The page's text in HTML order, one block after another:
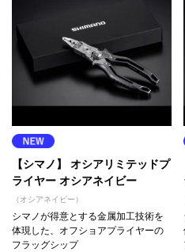
【シマノ】 オシアリミテッドプ
ライヤー オシアネイビー
（オシアネイビー）
シマノが得意とする金属加工技術を
体現した、オフショアプライヤーの
フラッグシップ